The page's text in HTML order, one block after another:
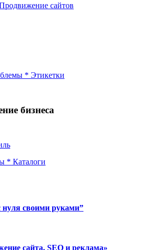
сайтов
* Этикетки
бизнеса
* Каталоги
нуля своими руками”
сайта. SEO и реклама»